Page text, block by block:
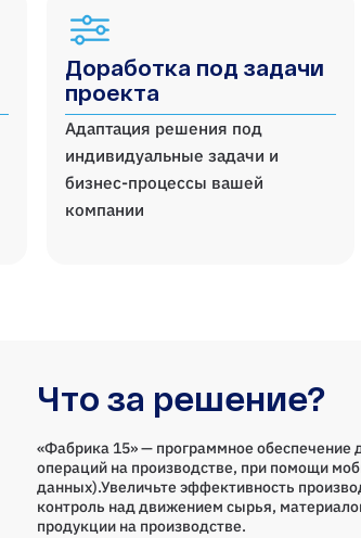
Доработка под задачи
проекта
Адаптация решения под
индивидуальные задачи и
бизнес-процессы вашей
компании
Что за решение?
«Фабрика 15» — программное обеспечение
операций на производстве, при помощи
данных).Увеличьте эффективность
контроль над движением сырья,
продукции на производстве.